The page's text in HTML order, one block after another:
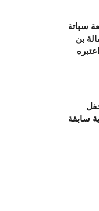
سباتة
بن
سابقة